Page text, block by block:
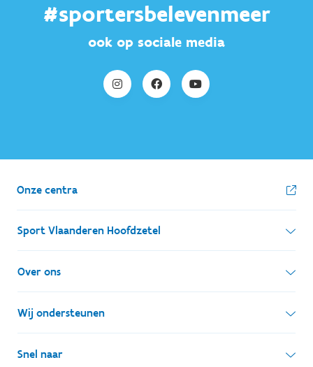
#sportersbelevenmeer
ook op sociale media
Onze centra
Sport Vlaanderen Hoofdzetel
Simon Bolivarlaan 17
1000 Brussel
Ondernemingsnummer: BE 0248.142.826
Over ons
Wie zijn we, wat doen we
Onze centra
Wij ondersteunen
Lokale besturen
Snel naar